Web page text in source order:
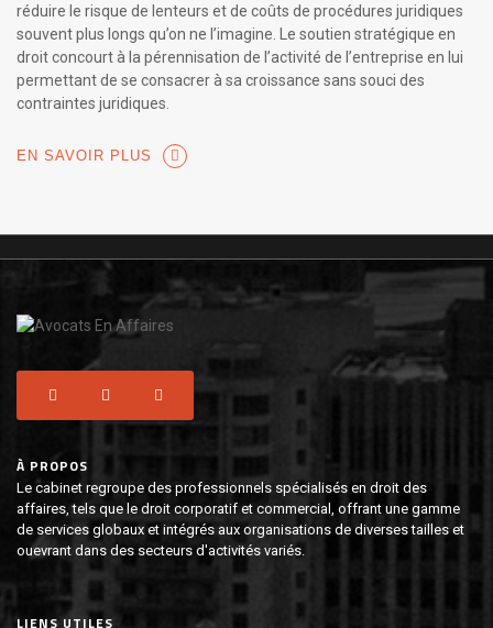
réduire le risque de lenteurs et de coûts de procédures juridiques
souvent plus longs qu’on ne l’imagine. Le soutien stratégique en
droit concourt à la pérennisation de l’activité de l’entreprise en lui
permettant de se consacrer à sa croissance sans souci des
contraintes juridiques.
EN SAVOIR PLUS
À PROPOS
Le cabinet regroupe des professionnels spécialisés en droit des
affaires, tels que le droit corporatif et commercial, offrant une gamme
de services globaux et intégrés aux organisations de diverses tailles et
ouevrant dans des secteurs d'activités variés.
LIENS UTILES